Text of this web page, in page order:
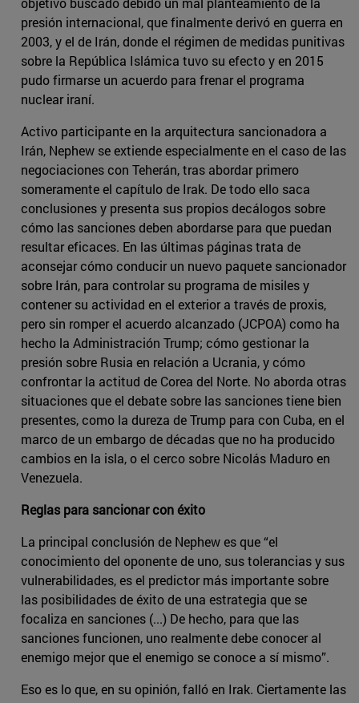
presión internacional, que finalmente derivó en guerra en
2003, y el de Irán, donde el régimen de medidas punitivas
sobre la República Islámica tuvo su efecto y en 2015
pudo firmarse un acuerdo para frenar el programa
nuclear iraní.
Activo participante en la arquitectura sancionadora a
Irán, Nephew se extiende especialmente en el caso de las
negociaciones con Teherán, tras abordar primero
someramente el capítulo de Irak. De todo ello saca
conclusiones y presenta sus propios decálogos sobre
cómo las sanciones deben abordarse para que puedan
resultar eficaces. En las últimas páginas trata de
aconsejar cómo conducir un nuevo paquete sancionador
sobre Irán, para controlar su programa de misiles y
contener su actividad en el exterior a través de proxis,
pero sin romper el acuerdo alcanzado (JCPOA) como ha
hecho la Administración Trump; cómo gestionar la
presión sobre Rusia en relación a Ucrania, y cómo
confrontar la actitud de Corea del Norte. No aborda otras
situaciones que el debate sobre las sanciones tiene bien
presentes, como la dureza de Trump para con Cuba, en el
marco de un embargo de décadas que no ha producido
cambios en la isla, o el cerco sobre Nicolás Maduro en
Venezuela.
Reglas para sancionar con éxito
La principal conclusión de Nephew es que “el
conocimiento del oponente de uno, sus tolerancias y sus
vulnerabilidades, es el predictor más importante sobre
las posibilidades de éxito de una estrategia que se
focaliza en sanciones (...) De hecho, para que las
sanciones funcionen, uno realmente debe conocer al
enemigo mejor que el enemigo se conoce a sí mismo”.
Eso es lo que, en su opinión, falló en Irak. Ciertamente las